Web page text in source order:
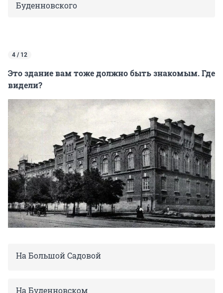
Буденновского
4 / 12
Это здание вам тоже должно быть знакомым. Где
видели?
На Большой Садовой
На Буденновском